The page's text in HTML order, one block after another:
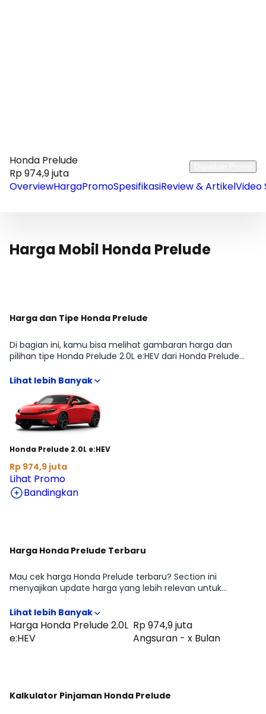
Honda Prelude
Rp 974,9 juta
OverviewHargaPromoSpesifikasiReview & ArtikelVideo
Harga Mobil Honda Prelude
Harga dan Tipe Honda Prelude
Di bagian ini, kamu bisa melihat gambaran harga dan
pilihan tipe Honda Prelude 2.0L e:HEV dari Honda Prelude
budget sesuai kebutuhan COUPE. Kami rangkum informasi
penting yang biasanya dicari sebelum beli, mulai dari
estimasi harga terbaru hingga arahan ke detail kredit dan
cicilan, supaya kamu bisa menentukan varian yang paling
pas tanpa harus buka banyak sumber.
Honda Prelude 2.0L e:HEV
Rp 974,9 juta
Lihat Promo
Bandingkan
Harga Honda Prelude Terbaru
Mau cek harga Honda Prelude terbaru? Section ini
menyajikan update harga yang lebih relevan untuk
dengan gambaran perbedaan harga antar tipe Honda
Prelude 2.0L e:HEV. Cocok untuk kamu yang ingin cepat
tahu positioning Honda Prelude di kelasnya sebelum lanjut
membandingkan fitur atau menghitung kemampuan
Harga Honda Prelude 2.0L
e:HEV
Rp 974,9 juta
Angsuran - x Bulan
Kalkulator Pinjaman Honda Prelude